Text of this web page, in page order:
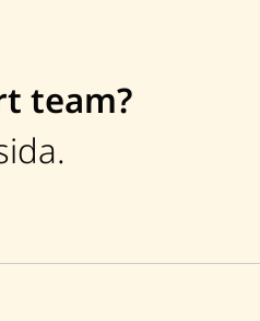
team?